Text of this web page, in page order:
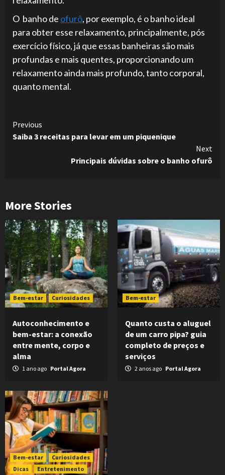
O banho de ofurô, por exemplo, é o banho ideal
para obter esse relaxamento, principalmente, pós
exercício físico, já que essas banheiras são mais
profundas e mais quentes, proporcionando um
relaxamento ainda mais profundo, tanto corporal,
quanto mental.
Continue
Reading
Previous
Saiba 3 receitas para levar em um piquenique
Next
Principais dúvidas sobre o banho ofurô
More Stories
Bem-estar Curiosidades
Autoconhecimento e
bem-estar: a conexão
entre mente, corpo e
alma
1 ano ago Portal Agora
Bem-estar
Quanto custa o aluguel
de um carro pipa? guia
completo de preços e
serviços
2 anos ago Portal Agora
Bem-estar
Curiosidades
Dicas
Entretenimento